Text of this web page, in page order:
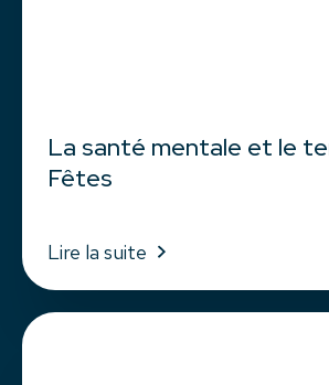
La santé mentale et le
Fêtes
Lire la suite